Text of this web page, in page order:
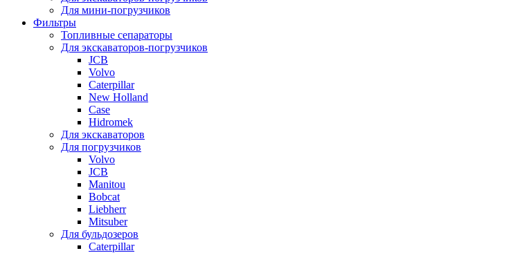
Для мини-погрузчиков
Фильтры
Топливные сепараторы
Для экскаваторов-погрузчиков
JCB
Volvo
Caterpillar
New Holland
Case
Hidromek
Для экскаваторов
Для погрузчиков
Volvo
JCB
Manitou
Bobcat
Liebherr
Mitsuber
Для бульдозеров
Caterpillar